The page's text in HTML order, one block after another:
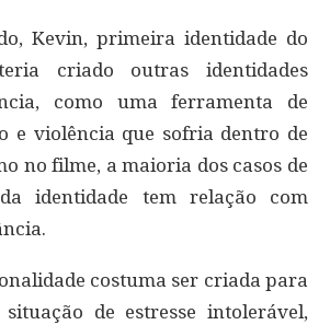
Kevin, primeira identidade do
criado outras identidades
como uma ferramenta de
e violência que sofria dentro de
no filme, a maioria dos casos de
identidade tem relação com
costuma ser criada para
de estresse intolerável,